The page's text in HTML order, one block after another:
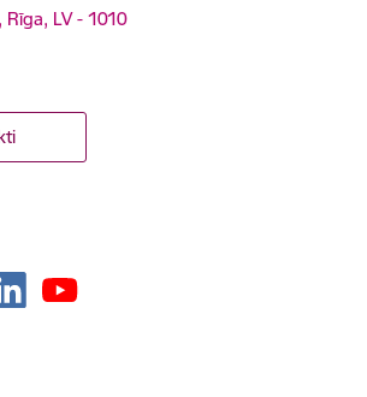
LV - 1010